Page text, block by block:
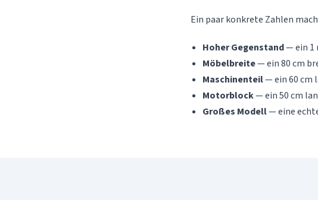
Ein paar konkrete Zahlen
Hoher Gegenstand— ein 1
Möbelbreite— ein 80 cm
Maschinenteil— ein 60 cm
Motorblock— ein 50 cm
Großes Modell— eine